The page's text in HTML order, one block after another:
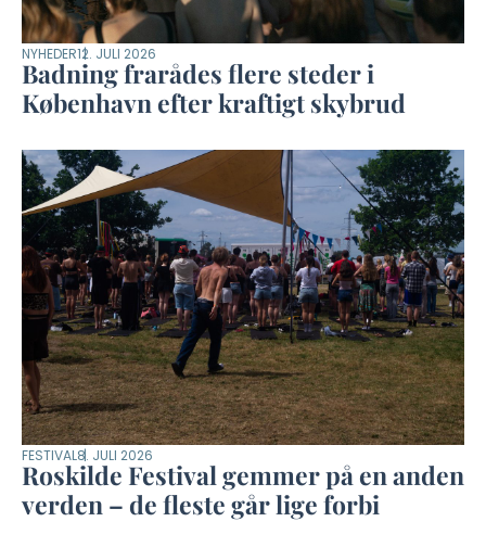
NYHEDER12. JULI 2026
Badning frarådes flere steder i
København efter kraftigt skybrud
FESTIVAL8. JULI 2026
Roskilde Festival gemmer på en anden
verden – de fleste går lige forbi